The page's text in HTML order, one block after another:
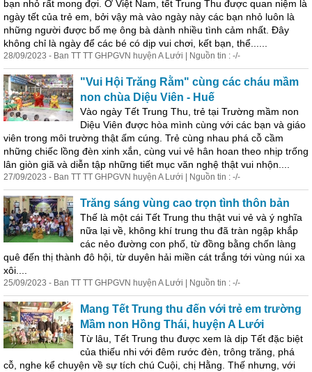
bạn nhỏ rất mong đợi. Ở Việt Nam, tết Trung Thu được quan niệm là
ngày tết của trẻ em, bởi vậy mà vào ngày này các bạn nhỏ luôn là
những người được bố mẹ ông bà dành nhiều tình cảm nhất. Đây
không chỉ là ngày để các bé có dịp vui chơi, kết bạn, thể......
28/09/2023 - Ban TT TT GHPGVN huyện A Lưới | Nguồn tin : -/-
"Vui Hội Trăng Rằm" cùng các cháu mầm
non chùa Diệu Viên - Huế
Vào ngày Tết Trung Thu, trẻ tại Trường mầm non
Diệu Viên được hòa mình cùng với các bạn và giáo
viên trong môi trường thật ấm cúng. Trẻ cùng nhau phá cỗ cầm
những chiếc lồng đèn xinh xắn, cùng vui vẻ hân hoan theo nhịp trống
lân giòn giã và diễn tập những tiết mục văn nghệ thật vui nhộn....
27/09/2023 - Ban TT TT GHPGVN huyện A Lưới | Nguồn tin : -/-
Trăng sáng vùng cao trọn tình thôn bản
Thế là một cái Tết Trung thu thật vui vẻ và ý nghĩa
nữa lại về, không khí trung thu đã tràn ngập khắp
các nẻo đường con phố, từ đồng bằng chốn làng
quê đến thị thành đô hội, từ duyên hải miền cát trắng tới vùng núi xa
xôi....
25/09/2023 - Ban TT TT GHPGVN huyện A Lưới | Nguồn tin : -/-
Mang Tết Trung thu đến với trẻ em trường
Mầm non Hồng Thái, huyện A Lưới
Từ lâu, Tết Trung thu được xem là dịp Tết đặc biệt
của thiếu nhi với đêm rước đèn, trông trăng, phá
cỗ , nghe kể chuyện về sự tích chú Cuội, chị Hằng. Thế nhưng, với